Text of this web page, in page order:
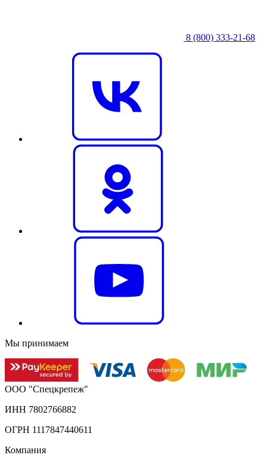
8 (800) 333‑21-68
Мы принимаем
ООО "Спецкрепеж"
ИНН 7802766882
ОГРН 1117847440611
Компания